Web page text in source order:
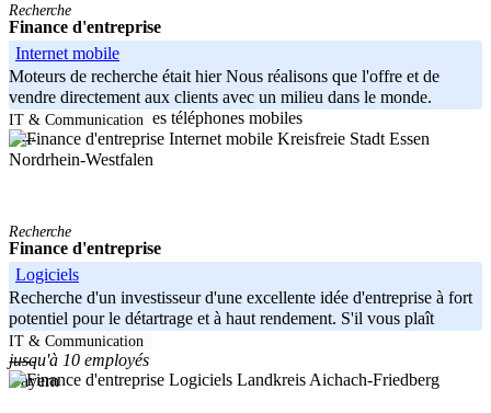
Recherche
Finance d'entreprise
Internet mobile
Moteurs de recherche était hier Nous réalisons que l'offre et de
vendre directement aux clients avec un milieu dans le monde.
L'Internet mobile et les téléphones mobiles
-----
Nordrhein-Westfalen
IT & Communication
Kreisfreie Stadt Essen
Recherche
Finance d'entreprise
Logiciels
Recherche d'un investisseur d'une excellente idée d'entreprise à fort
potentiel pour le détartrage et à haut rendement. S'il vous plaît
demander le plan
-----
Bayern
IT & Communication
jusqu'à 10 employés
Landkreis Aichach-Friedberg